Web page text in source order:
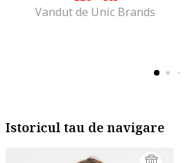
Vandut de Unic Brands
Istoricul tau de navigare